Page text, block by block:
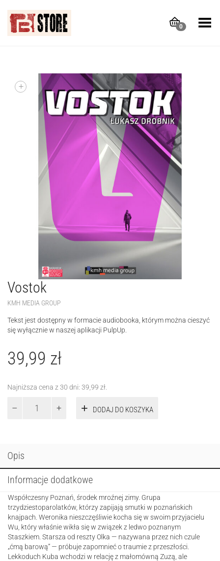
0
Toggle Menu
+
Vostok
KMH MEDIA GROUP
Tekst jest dostępny w formacie audiobooka, którym można cieszyć
się wyłącznie w naszej aplikacji PulpUp.
39,99 zł
Najniższa cena z 30 dni: 39,99 zł
DODAJ DO KOSZYKA
Opis
Informacje dodatkowe
Współczesny Poznań, środek mroźnej zimy. Grupa
trzydziestoparolatków, którzy zapijają smutki w poznańskich
knajpach. Weronika nieszczęśliwie kocha się w swoim przyjacielu
Wu, który właśnie wikła się w związek z ledwo poznanym
Staszkiem. Starsza od reszty Olka — nazywana przez nich czule
„ćmą barową” — próbuje zapomnieć o traumie z przeszłości.
Lekkoduch Kuba wchodzi w relację z małomówną Zuzą, ale